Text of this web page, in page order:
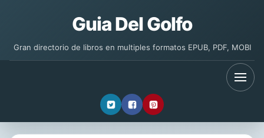
Guia Del Golfo
Gran directorio de libros en multiples formatos EPUB, PDF, MOBI